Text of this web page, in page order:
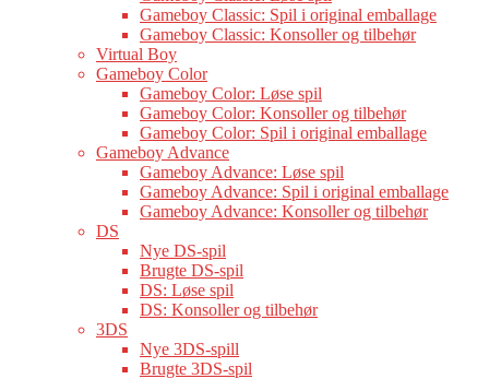
Gameboy Classic: Spil i original emballage
Gameboy Classic: Konsoller og tilbehør
Virtual Boy
Gameboy Color
Gameboy Color: Løse spil
Gameboy Color: Konsoller og tilbehør
Gameboy Color: Spil i original emballage
Gameboy Advance
Gameboy Advance: Løse spil
Gameboy Advance: Spil i original emballage
Gameboy Advance: Konsoller og tilbehør
DS
Nye DS-spil
Brugte DS-spil
DS: Løse spil
DS: Konsoller og tilbehør
3DS
Nye 3DS-spill
Brugte 3DS-spil